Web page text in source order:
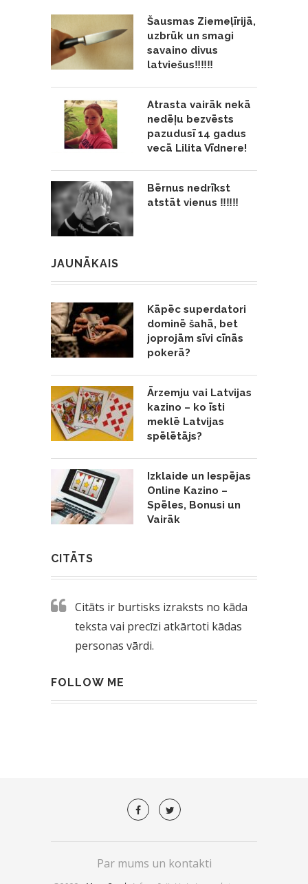
Šausmas Ziemeļīrijā,
uzbrūk un smagi
savaino divus
latviešus‼️‼️‼️
Atrasta vairāk nekā
nedēļu bezvēsts
pazudusī 14 gadus
vecā Lilita Vīdnere!
Bērnus nedrīkst
atstāt vienus ‼️‼️‼️
JAUNĀKAIS
Kāpēc superdatori
dominē šahā, bet
joprojām sīvi cīnās
pokerā?
Ārzemju vai Latvijas
kazino – ko īsti
meklē Latvijas
spēlētājs?
Izklaide un Iespējas
Online Kazino –
Spēles, Bonusi un
Vairāk
CITĀTS
Citāts ir burtisks izraksts no kāda
teksta vai precīzi atkārtoti kādas
personas vārdi.
FOLLOW ME
Par mums un kontakti